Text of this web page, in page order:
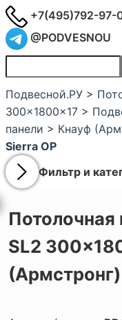
+7(495)792-97-
@PODVESNOU
Подвесной.РУ >
300x1800x17 >
панели > Кнауф
Sierra OP
Фильтр и
Потолочная
SL2
(Армстронг)